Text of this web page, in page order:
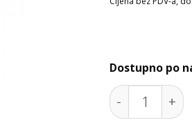
Dostupno po
Friteza